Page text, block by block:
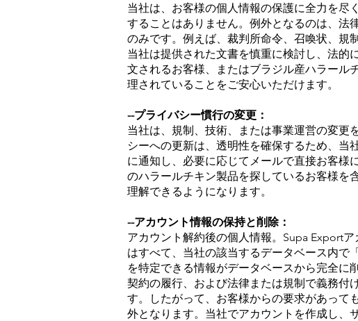
当社は、お客様の個人情報の保護に全力を尽
することはありません。例外となるのは、法
のみです。例えば、裁判所命令、召喚状、規
当社は提供された文書を慎重に検討し、法的
文されるお客様、またはブラジル産ハラール
理されていることをご安心いただけます。
--プライバシー慣行の変更：
当社は、規制、技術、または事業運営の変更
シーへの更新は、透明性を確保するため、
に通知し、必要に応じてメールで直接お客様
のハラールチキン製品を探しているお客様を
理解できるようになります。
--アカウント情報の保持と削除：
アカウント解約後の個人情報。Supa Export
はすべて、当社の該当するデータベース内で
を特定できる情報がデータベースから完全に
契約の履行、および法律または規制で義務付
す。したがって、お客様からの要求があって
外となります。当社でアカウントを作成し、